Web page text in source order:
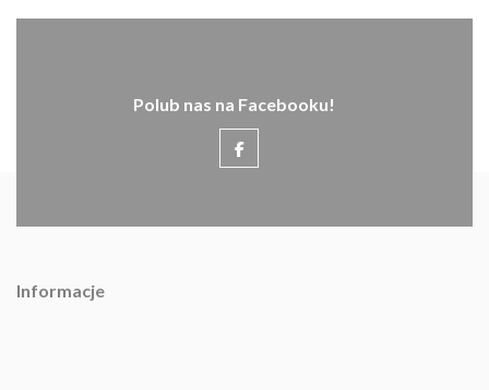
Polub nas na Facebooku!
Informacje